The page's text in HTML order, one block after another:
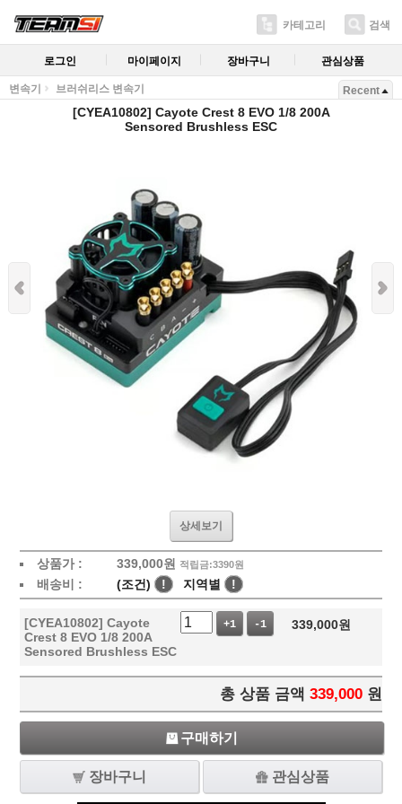
카테고리 검색
로그인 마이페이지 장바구니 관심상품
변속기 브러쉬리스 변속기 Recent
[CYEA10802] Cayote Crest 8 EVO 1/8 200A
Sensored Brushless ESC
상세보기
상품가 : 339,000원 적립금:3390원
배송비 : (조건) ! 지역별 !
[CYEA10802] Cayote
Crest 8 EVO 1/8 200A
Sensored Brushless ESC
+1 -1 339,000원
총 상품 금액 339,000 원
구매하기
장바구니 관심상품